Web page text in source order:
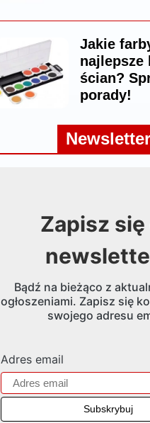
Jakie
najlepsze
ścian?
porady!
Newsletter
Zapisz się
Bądź na bieżąco z
ogłoszeniami. Zapisz się
swojego adresu
Adres email